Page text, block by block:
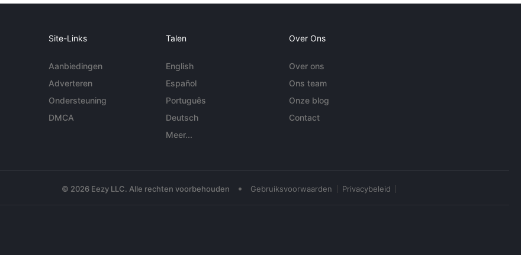
Site-Links
Aanbiedingen
Adverteren
Ondersteuning
DMCA
Talen
English
Español
Português
Deutsch
Meer...
Over Ons
Over ons
Ons team
Onze blog
Contact
© 2026 Eezy LLC. Alle rechten voorbehouden • Gebruiksvoorwaarden Privacybeleid